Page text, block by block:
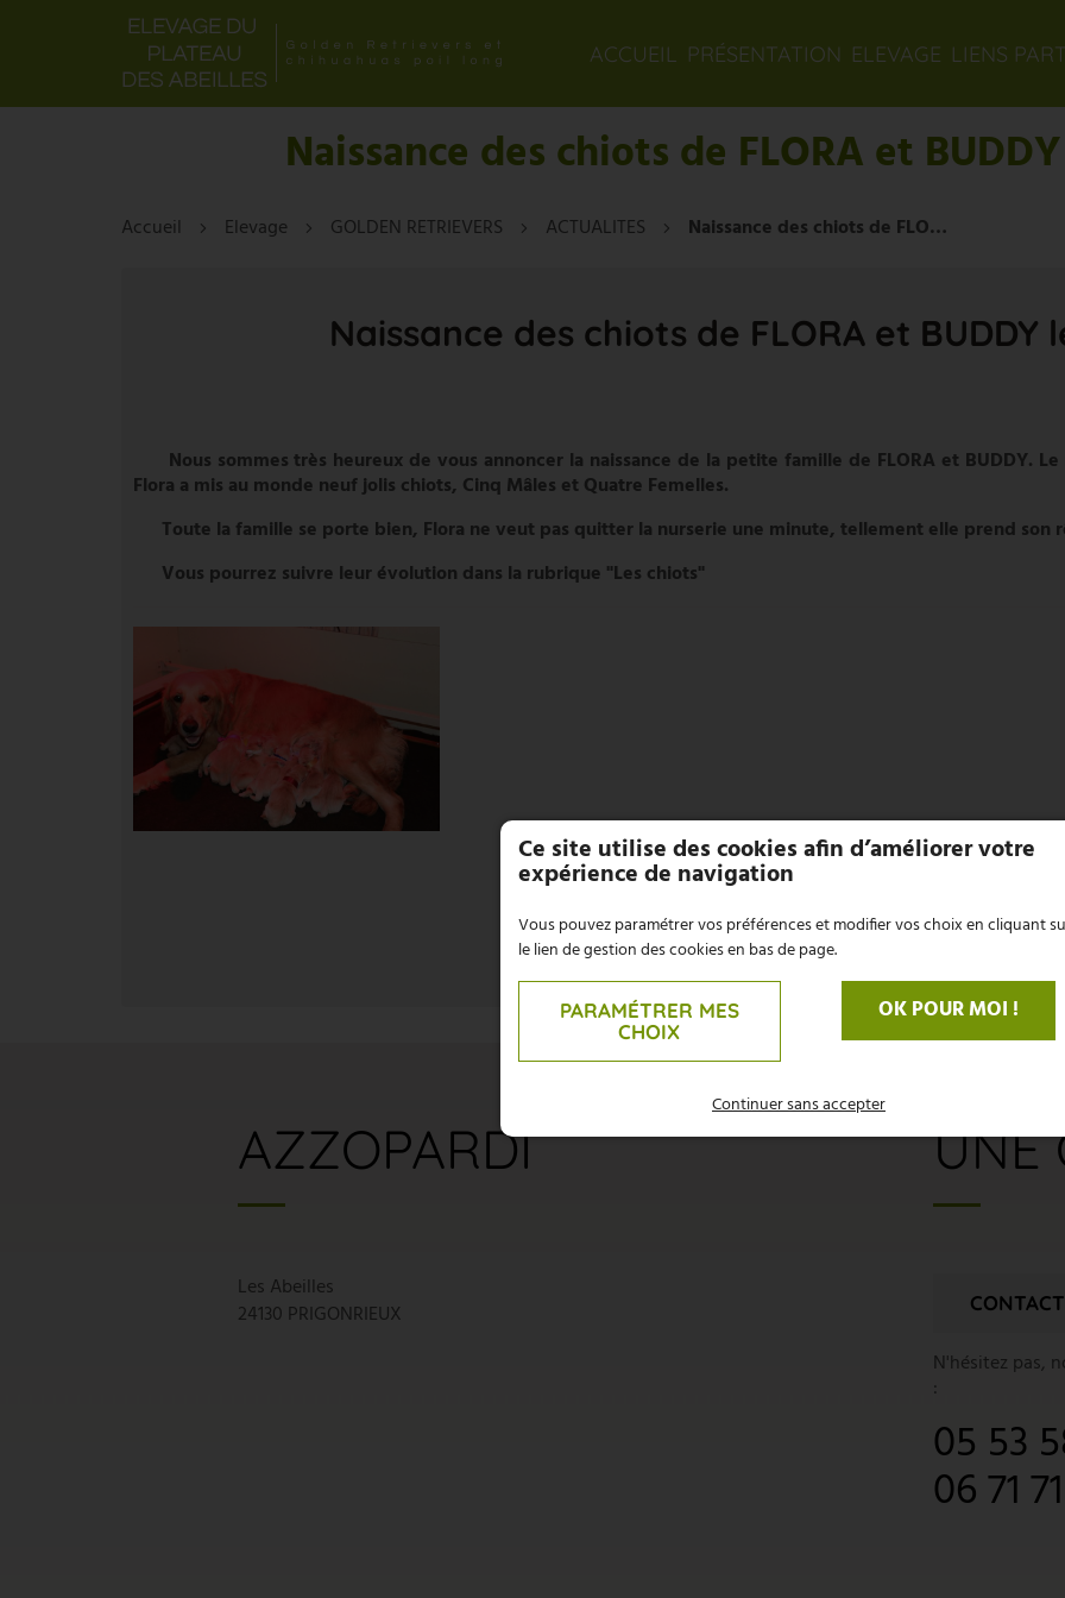
ACCUEIL PRÉSENTATION ELEVAGE LIENS
Naissance des chiots de FLORA et
Accueil Elevage GOLDEN RETRIEVERS ACTUALITES Naissance des chiots de FLORA et BUDDY le 18-02-2014
Naissance des chiots de FLORA et BUDDY
Nous sommes très heureux de vous annoncer la naissance de la petite famille de FLORA et BUDDY.
Flora a mis au monde neuf jolis chiots, Cinq Mâles et Quatre Femelles.
Toute la famille se porte bien, Flora ne veut pas quitter la nurserie une minute, tellement elle prend son
Vous pourrez suivre leur évolution dans la rubrique "Les chiots"
UNE
N'hésitez pas,
:
05 53
06 71
AZZOPARDI
Les Abeilles
24130 PRIGONRIEUX
Ce site utilise des cookies afin d’améliorer votre
expérience de navigation
Vous pouvez paramétrer vos préférences et modifier vos choix en cliquant
le lien de gestion des cookies en bas de page.
PARAMÉTRER MES
CHOIX
OK POUR MOI !
Continuer sans accepter